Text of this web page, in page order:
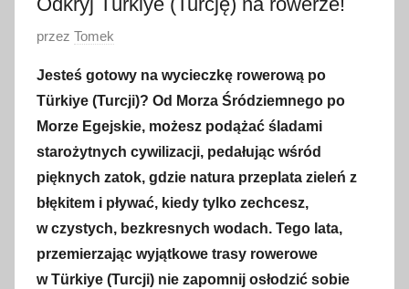
O
u
b
l
i
k
o
w
a
n
przez Tomek
Jesteś gotowy na wycieczkę rowerową po
Türkiye (Turcji)? Od Morza Śródziemnego po
Morze Egejskie, możesz podążać śladami
starożytnych cywilizacji, pedałując wśród
pięknych zatok, gdzie natura przeplata zieleń z
błękitem i pływać, kiedy tylko zechcesz,
w czystych, bezkresnych wodach. Tego lata,
przemierzając wyjątkowe trasy rowerowe
w Türkiye (Turcji) nie zapomnij osłodzić sobie